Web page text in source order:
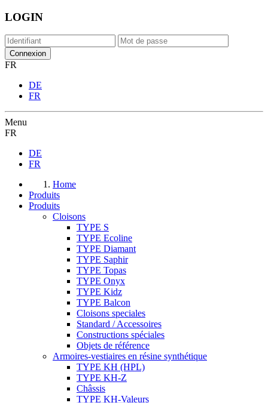
LOGIN
FR
DE
FR
Menu
FR
DE
FR
Home
Produits
Produits
Cloisons
TYPE S
TYPE Ecoline
TYPE Diamant
TYPE Saphir
TYPE Topas
TYPE Onyx
TYPE Kidz
TYPE Balcon
Cloisons speciales
Standard / Accessoires
Constructions spéciales
Objets de référence
Armoires-vestiaires en résine synthétique
TYPE KH (HPL)
TYPE KH-Z
Châssis
TYPE KH-Valeurs